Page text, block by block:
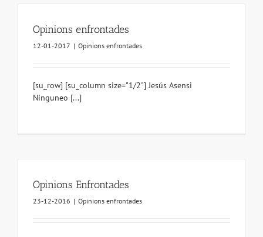
Opinions enfrontades
12-01-2017 | Opinions enfrontades
[su_row] [su_column size="1/2"] Jesús Asensi
Ninguneo [...]
Opinions Enfrontades
23-12-2016 | Opinions enfrontades